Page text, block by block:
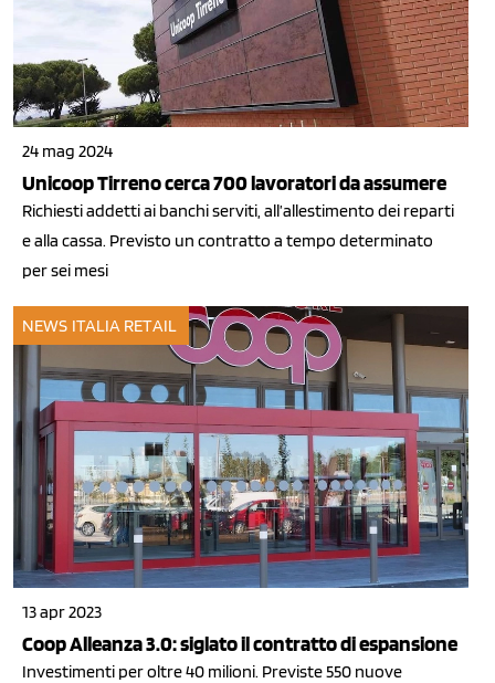
24 mag 2024
Unicoop Tirreno cerca 700 lavoratori da assumere
Richiesti addetti ai banchi serviti, all’allestimento dei reparti
e alla cassa. Previsto un contratto a tempo determinato
per sei mesi
NEWS ITALIA RETAIL
13 apr 2023
Coop Alleanza 3.0: siglato il contratto di espansione
Investimenti per oltre 40 milioni. Previste 550 nuove